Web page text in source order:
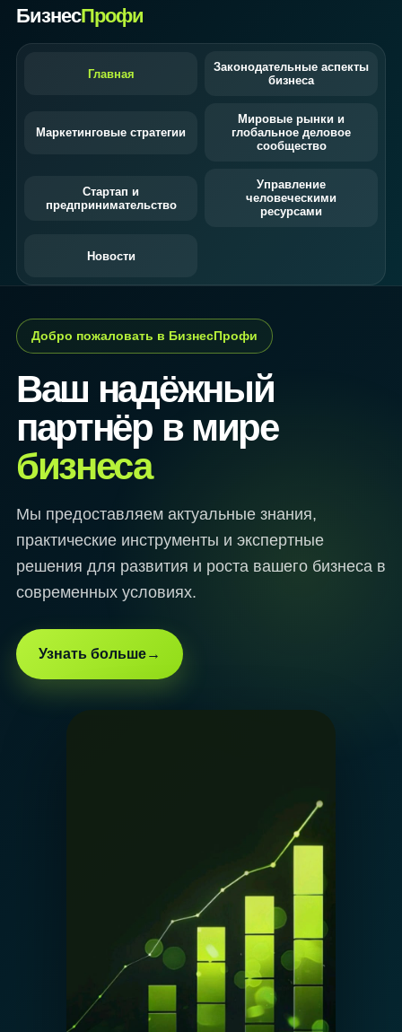
БизнесПрофи
Главная
Законодательные аспекты
бизнеса
Маркетинговые стратегии
Мировые рынки и
глобальное деловое
сообщество
Стартап и
предпринимательство
Управление
человеческими
ресурсами
Новости
Добро пожаловать в БизнесПрофи
Ваш надёжный
партнёр в мире
бизнеса
Мы предоставляем актуальные знания,
практические инструменты и экспертные
решения для развития и роста вашего бизнеса в
современных условиях.
Узнать больше→